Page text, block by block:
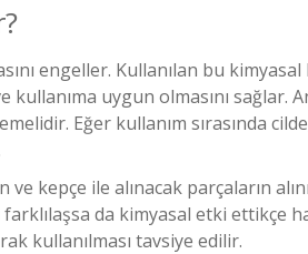
engeller. Kullanılan bu
uygun olmasını
Eğer kullanım sırasında
kepçe ile alınacak parçaların
da kimyasal etki ettikçe
kullanılması tavsiye edilir.